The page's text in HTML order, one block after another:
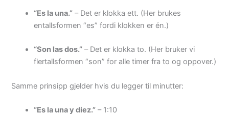
“Es la una.” – Det er klokka ett. (Her brukes
entallsformen “es” fordi klokken er én.)
“Son las dos.” – Det er klokka to. (Her bruker vi
flertallsformen “son” for alle timer fra to og oppover.)
Samme prinsipp gjelder hvis du legger til minutter:
“Es la una y diez.” – 1:10